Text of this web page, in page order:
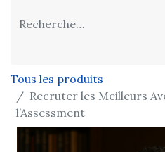
Tous les produits
Recruter les Meilleurs
l’Assessment